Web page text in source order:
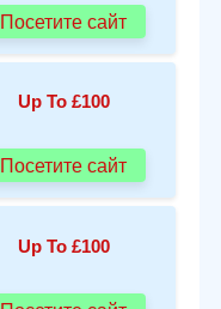
Посетите сайт
Up To £100
Посетите сайт
Up To £100